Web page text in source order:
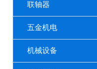
联轴器
五金机电
机械设备